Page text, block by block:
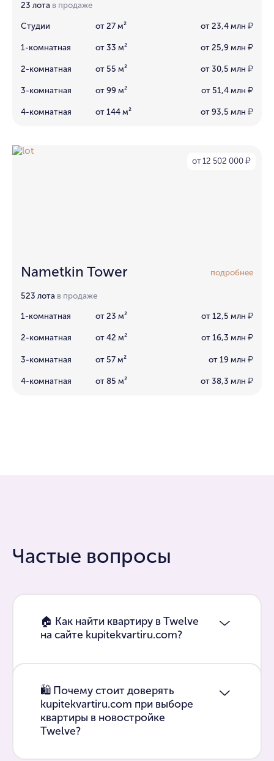
23 лота в продаже
Студии от 27 м² от 23,4 млн ₽
1-комнатная от 33 м² от 25,9 млн ₽
2-комнатная от 55 м² от 30,5 млн ₽
3-комнатная от 99 м² от 51,4 млн ₽
4-комнатная от 144 м² от 93,5 млн ₽
от 12 502 000 ₽
Nametkin Tower подробнее
523 лота в продаже
1-комнатная от 23 м² от 12,5 млн ₽
2-комнатная от 42 м² от 16,3 млн ₽
3-комнатная от 57 м² от 19 млн ₽
4-комнатная от 85 м² от 38,3 млн ₽
Частые вопросы
🏠 Как найти квартиру в Twelve
на сайте kupitekvartiru.com?
🛍 Почему стоит доверять
kupitekvartiru.com при выборе
квартиры в новостройке
Twelve?